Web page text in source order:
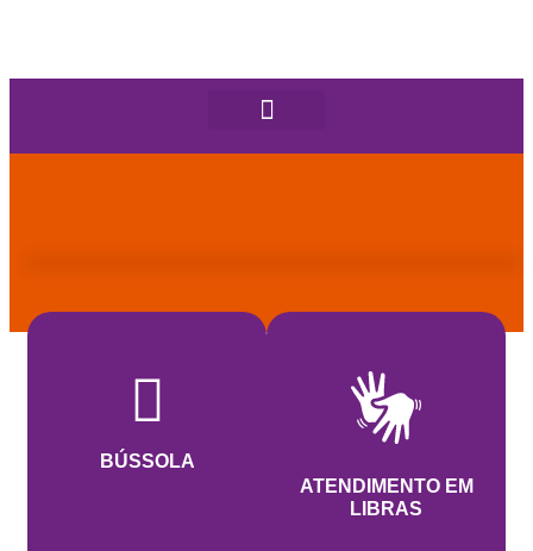
BÚSSOLA
ATENDIMENTO EM
LIBRAS